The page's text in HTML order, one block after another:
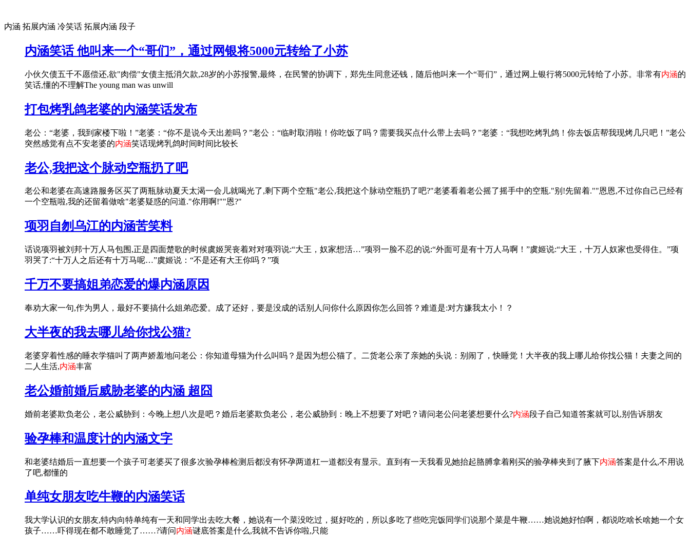
内涵 拓展内涵 冷笑话 拓展内涵 段子
内涵笑话 他叫来一个“哥们”，通过网银将5000元转给了小苏
小伙欠债五千不愿偿还,欲"肉偿"女债主抵消欠款,28岁的小苏报警,最终，在民警的协调下，郑先生同意还钱，随后他叫来一个“哥们”，通过网上银行将5000元转给了小苏。非常有内涵的
笑话,懂的不理解The young man was unwill
打包烤乳鸽老婆的内涵笑话发布
老公：“老婆，我到家楼下啦！”老婆：“你不是说今天出差吗？”老公：“临时取消啦！你吃饭了吗？需要我买点什么带上去吗？”老婆：“我想吃烤乳鸽！你去饭店帮我现烤几只吧！”老公
突然感觉有点不安老婆的内涵笑话现烤乳鸽时间时间比较长
老公,我把这个脉动空瓶扔了吧
老公和老婆在高速路服务区买了两瓶脉动夏天太渴一会儿就喝光了,剩下两个空瓶"老公,我把这个脉动空瓶扔了吧?"老婆看着老公摇了摇手中的空瓶."别!先留着.""恩恩,不过你自己已经有
一个空瓶啦,我的还留着做啥"老婆疑惑的问道."你用啊!""恩?"
项羽自刎乌江的内涵苦笑料
话说项羽被刘邦十万人马包围,正是四面楚歌的时候虞姬哭丧着对对项羽说:“大王，奴家想活…”项羽一脸不忍的说:“外面可是有十万人马啊！”虞姬说:“大王，十万人奴家也受得住。”项
羽哭了:“十万人之后还有十万马呢…”虞姬说：“不是还有大王你吗？”项
千万不要搞姐弟恋爱的爆内涵原因
奉劝大家一句,作为男人，最好不要搞什么姐弟恋爱。成了还好，要是没成的话别人问你什么原因你怎么回答？难道是:对方嫌我太小！？
大半夜的我去哪儿给你找公猫?
老婆穿着性感的睡衣学猫叫了两声娇羞地问老公：你知道母猫为什么叫吗？是因为想公猫了。二货老公亲了亲她的头说：别闹了，快睡觉！大半夜的我上哪儿给你找公猫！夫妻之间的
二人生活,内涵丰富
老公婚前婚后威胁老婆的内涵 超囧
婚前老婆欺负老公，老公威胁到：今晚上想八次是吧？婚后老婆欺负老公，老公威胁到：晚上不想要了对吧？请问老公问老婆想要什么?内涵段子自己知道答案就可以,别告诉朋友
验孕棒和温度计的内涵文字
和老婆结婚后一直想要一个孩子可老婆买了很多次验孕棒检测后都没有怀孕两道杠一道都没有显示。直到有一天我看见她抬起胳膊拿着刚买的验孕棒夹到了腋下内涵答案是什么,不用说
了吧,都懂的
单纯女朋友吃牛鞭的内涵笑话
我大学认识的女朋友,特内向特单纯有一天和同学出去吃大餐，她说有一个菜没吃过，挺好吃的，所以多吃了些吃完饭同学们说那个菜是牛鞭……她说她好怕啊，都说吃啥长啥她一个女
孩子……吓得现在都不敢睡觉了……?请问内涵谜底答案是什么,我就不告诉你啦,只能